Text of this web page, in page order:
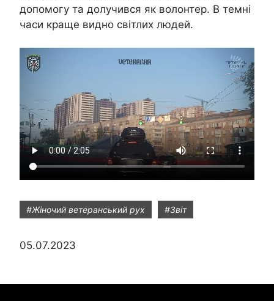
допомогу та долучився як волонтер. В темні
часи краще видно світлих людей.
#Жіночий ветеранський рух #Звіт
05.07.2023